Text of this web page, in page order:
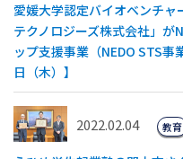
愛媛大学認定バイオベンチャ
テクノロジーズ株式会社」が
ップ支援事業（NEDO STS
日（木）】
2022.02.04 教育